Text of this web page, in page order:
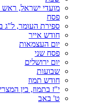
מועדי ישראל, ראש
פסח
ספירת העומר, ל"ג
חודש אייר
יום העצמאות
פסח שני
יום ירושלים
שבועות
חודש תמוז
י"ז בתמוז, בין
ט' באב